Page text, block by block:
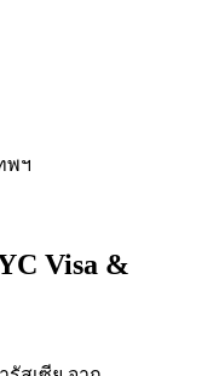
พฯ
Visa &